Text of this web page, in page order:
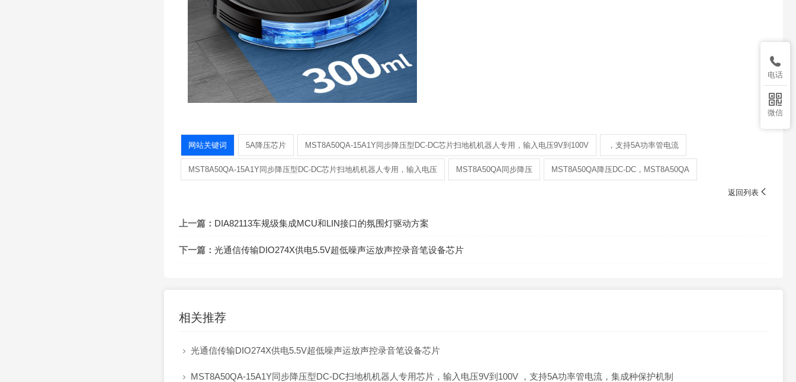
网站关键词 5A降压芯片 MST8A50QA-15A1Y同步降压型DC-DC芯片扫地机机器人专用，输入电压9V到100V ，支持5A功率管电流
MST8A50QA-15A1Y同步降压型DC-DC芯片扫地机机器人专用，输入电压 MST8A50QA同步降压 MST8A50QA降压DC-DC，MST8A50QA
返回列表 
上一篇： DIA82113车规级集成MCU和LIN接口的氛围灯驱动方案
下一篇： 光通信传输DIO274X供电5.5V超低噪声运放声控录音笔设备芯片
相关推荐
 光通信传输DIO274X供电5.5V超低噪声运放声控录音笔设备芯片
 MST8A50QA-15A1Y同步降压型DC-DC扫地机机器人专用芯片，输入电压9V到100V ，支持5A功率管电流，集成种保护机制

电话

微信